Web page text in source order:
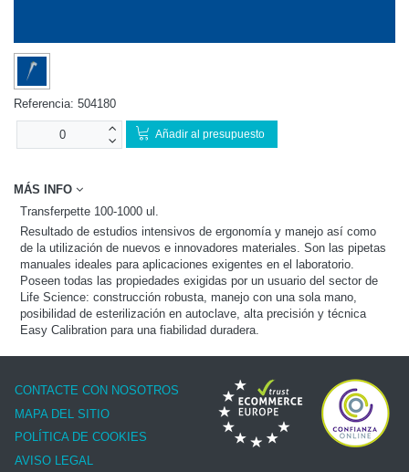
Referencia: 504180
Añadir al presupuesto
MÁS INFO
Transferpette 100-1000 ul.
Resultado de estudios intensivos de ergonomía y manejo así como
de la utilización de nuevos e innovadores materiales. Son las pipetas
manuales ideales para aplicaciones exigentes en el laboratorio.
Poseen todas las propiedades exigidas por un usuario del sector de
Life Science: construcción robusta, manejo con una sola mano,
posibilidad de esterilización en autoclave, alta precisión y técnica
Easy Calibration para una fiabilidad duradera.
CONTACTE CON NOSOTROS
MAPA DEL SITIO
POLÍTICA DE COOKIES
AVISO LEGAL